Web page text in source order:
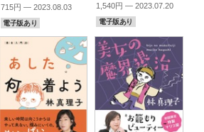
715円 — 2023.08.03
電子版あり
1,540円 — 2023.07.20
電子版あり